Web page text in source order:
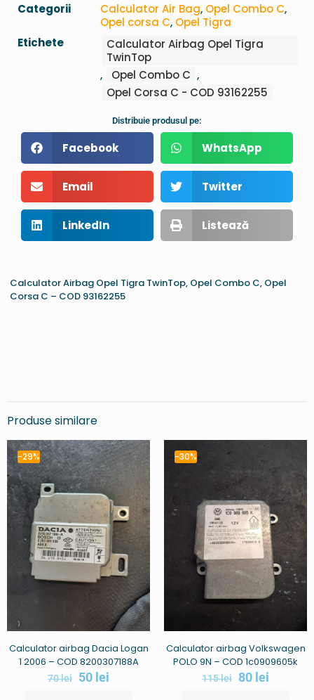
Categorii Calculator Air Bag, Opel Combo C,
Opel corsa C, Opel Tigra
Etichete
Calculator Airbag Opel Tigra
TwinTop
,
Opel Combo C ,
Opel Corsa C - COD 93162255
Distribuie produsul pe:
Facebook WhatsApp
Email Twitter
LinkedIn Listează
Calculator Airbag Opel Tigra TwinTop, Opel Combo C, Opel
Corsa C – COD 93162255
Produse similare
-29%
Calculator airbag Dacia Logan
1 2006 – COD 8200307188A
70lei 50 lei
-30%
Calculator airbag Volkswagen
POLO 9N – COD 1c0909605k
115lei 80 lei